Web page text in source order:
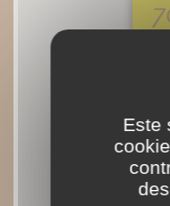
Este